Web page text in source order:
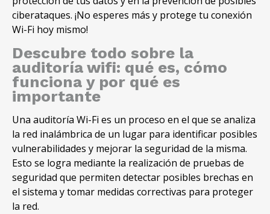
ciberataques. ¡No esperes más y protege tu conexión
Wi-Fi hoy mismo!
Descubre todo sobre la
auditoría wifi: qué es, cómo
funciona y por qué es
importante
Una auditoría Wi-Fi es un proceso en el que se analiza
la red inalámbrica de un lugar para identificar posibles
vulnerabilidades y mejorar la seguridad de la misma.
Esto se logra mediante la realización de pruebas de
seguridad que permiten detectar posibles brechas en
el sistema y tomar medidas correctivas para proteger
la red.